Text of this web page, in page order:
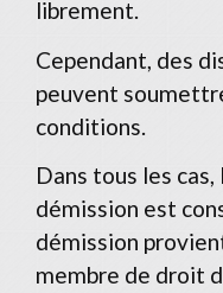
librement.
Cependant, des
peuvent
conditions.
Dans tous les
démission est
démission
membre de droit